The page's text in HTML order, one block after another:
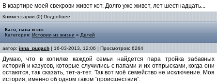
В квартире моей свекрови живет кот. Долго уже живет, лет шестнадцать...
Комментарии (0) Подробнее
Катя, папа и кот
Категория: Истории из жизни » Детей
автор: inna_pugach | 16-03-2013, 12:06 | Просмотров: 6264
Думаю, что в копилке каждой семьи найдется пара тройка забавных
историй и казусов, которые случились с папами и их отпрысками, когда они
остаются, так сказать, тет-а-тет. Так вот моё семейство не исключение. Моя
история, именно об одном таком “происшествии”.